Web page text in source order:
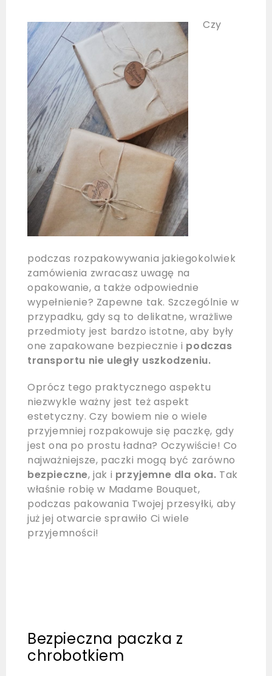
Czy
podczas rozpakowywania jakiegokolwiek
zamówienia zwracasz uwagę na
opakowanie, a także odpowiednie
wypełnienie? Zapewne tak. Szczególnie w
przypadku, gdy są to delikatne, wrażliwe
przedmioty jest bardzo istotne, aby były
one zapakowane bezpiecznie i podczas
transportu nie uległy uszkodzeniu.
Oprócz tego praktycznego aspektu
niezwykle ważny jest też aspekt
estetyczny. Czy bowiem nie o wiele
przyjemniej rozpakowuje się paczkę, gdy
jest ona po prostu ładna? Oczywiście! Co
najważniejsze, paczki mogą być zarówno
bezpieczne, jak i przyjemne dla oka. Tak
właśnie robię w Madame Bouquet,
podczas pakowania Twojej przesyłki, aby
już jej otwarcie sprawiło Ci wiele
przyjemności!
Bezpieczna paczka z
chrobotkiem